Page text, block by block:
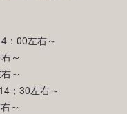
：00左右～
～
～
；30左右～
～